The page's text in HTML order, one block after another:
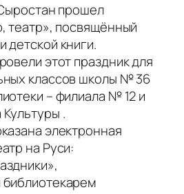
прошел
театр», посвящённый
детской книги.
этот праздник для
классов школы № 36
– филиала № 12 и
.
электронная
на Руси: